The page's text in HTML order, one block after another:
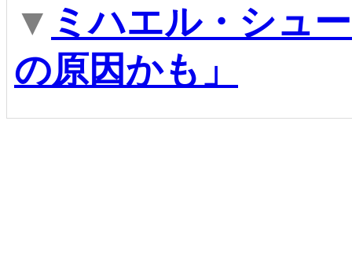
▼ ミハエル・シュ
の原因かも」